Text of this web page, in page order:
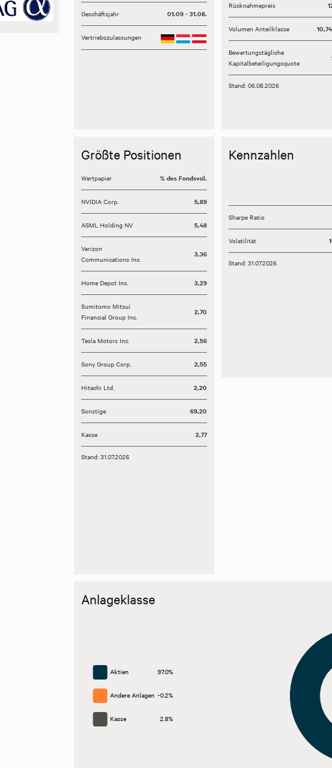
Geschäftsjahr 01.09 - 31.08.
Vertriebszulassungen
Rücknahmepreis
Volumen Anteilklasse
Bewertungstägliche
Kapitalbeteiligungsquote
Stand: 06.08.2026
Größte Positionen
Wertpapier % des Fondsvol.
NVIDIA Corp. 5,89
ASML Holding NV 5,48
Verizon
Communications Inc.
3,36
Home Depot Inc. 3,29
Sumitomo Mitsui
Financial Group Inc.
2,70
Tesla Motors Inc. 2,56
Sony Group Corp. 2,55
Hitachi Ltd. 2,20
Sonstige 69,20
Kasse 2,77
Stand: 31.07.2026
Anlageklasse
Aktien 97.0%
Andere Anlagen -0.2%
Kasse 2.8%
Kennzahlen
Sharpe Ratio
Volatilität
Stand: 31.07.2026